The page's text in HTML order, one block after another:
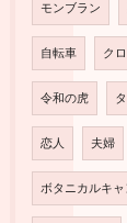
モンブラン
自転車 ク
令和の虎
恋人 夫婦
ボタニカルキ